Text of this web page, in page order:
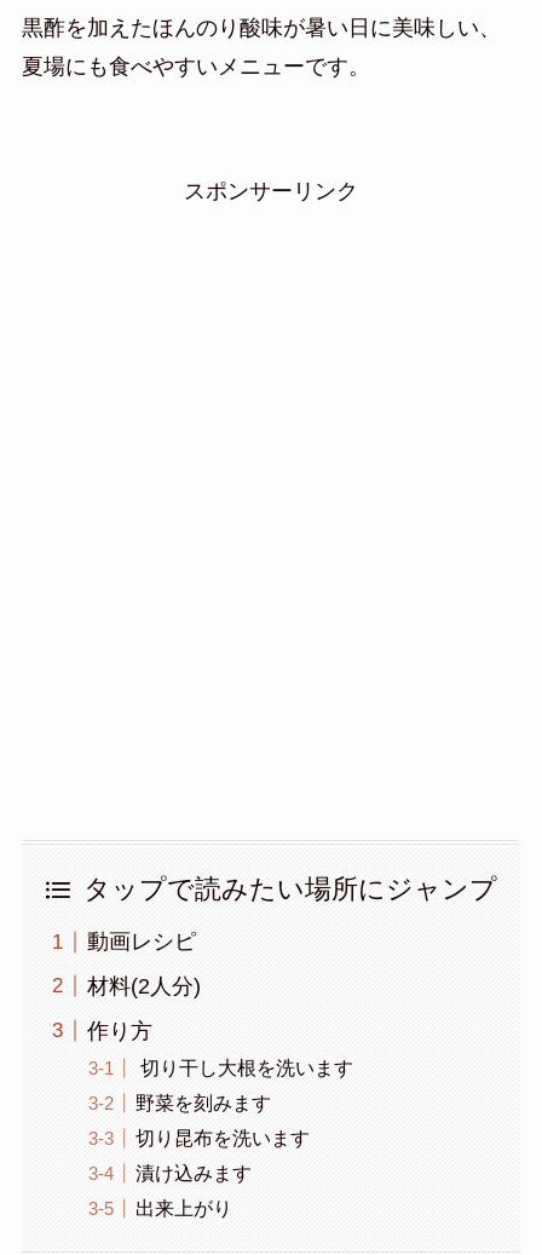
黒酢を加えたほんのり酸味が暑い日に美味しい、
夏場にも食べやすいメニューです。
スポンサーリンク
タップで読みたい場所にジャンプ
動画レシピ
材料(2人分)
作り方
切り干し大根を洗います
野菜を刻みます
切り昆布を洗います
漬け込みます
出来上がり